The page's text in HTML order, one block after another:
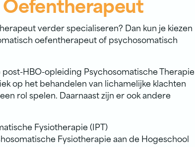
verder specialiseren? Dan kun je kiezen
oefentherapeut of psychosomatisch
HBO-opleiding Psychosomatische Therapie
op het behandelen van lichamelijke klachten
rol spelen. Daarnaast zijn er ook andere
Fysiotherapie (IPT)
Fysiotherapie aan de Hogeschool